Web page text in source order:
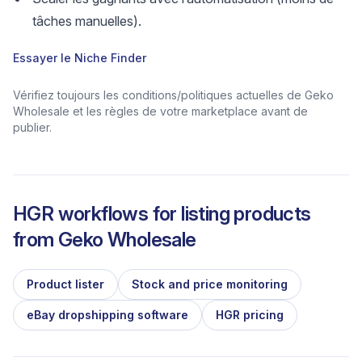
tâches manuelles).
Essayer le Niche Finder
Vérifiez toujours les conditions/politiques actuelles de Geko
Wholesale et les règles de votre marketplace avant de
publier.
HGR workflows for listing products
from Geko Wholesale
Product lister Stock and price monitoring
eBay dropshipping software HGR pricing